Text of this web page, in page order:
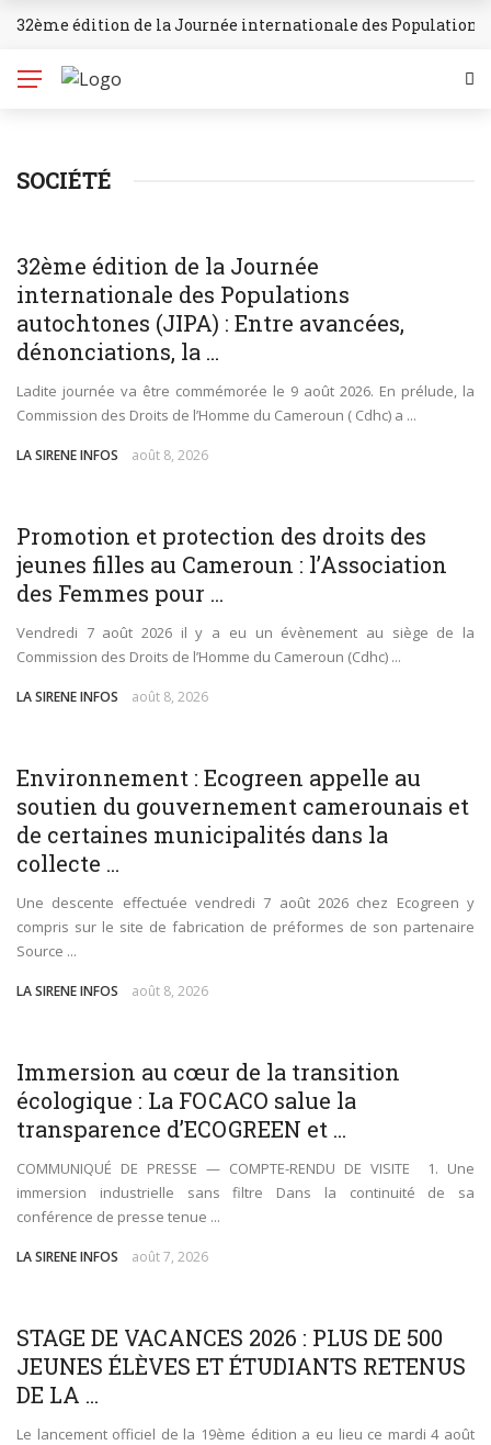
✕
POLITIQUE
ENVIRONNEMENT
CULTURE
SPORT
BREAKING NEWS
32ème édition de la Journée internationale des Populations
SOCIÉTÉ
32ème édition de la Journée
internationale des Populations
autochtones (JIPA) : Entre avancées,
dénonciations, la ...
Ladite journée va être commémorée le 9 août 2026. En prélude, la
Commission des Droits de l’Homme du Cameroun ( Cdhc) a ...
LA SIRENE INFOS août 8, 2026
Promotion et protection des droits des
jeunes filles au Cameroun : l’Association
des Femmes pour ...
Vendredi 7 août 2026 il y a eu un évènement au siège de la
Commission des Droits de l’Homme du Cameroun (Cdhc) ...
LA SIRENE INFOS août 8, 2026
Environnement : Ecogreen appelle au
soutien du gouvernement camerounais et
de certaines municipalités dans la
collecte ...
Une descente effectuée vendredi 7 août 2026 chez Ecogreen y
compris sur le site de fabrication de préformes de son partenaire
Source ...
LA SIRENE INFOS août 8, 2026
Immersion au cœur de la transition
écologique : La FOCACO salue la
transparence d’ECOGREEN et ...
COMMUNIQUÉ DE PRESSE — COMPTE-RENDU DE VISITE 1. Une
immersion industrielle sans filtre Dans la continuité de sa
conférence de presse tenue ...
LA SIRENE INFOS août 7, 2026
STAGE DE VACANCES 2026 : PLUS DE 500
JEUNES ÉLÈVES ET ÉTUDIANTS RETENUS
DE LA ...
Le lancement officiel de la 19ème édition a eu lieu ce mardi 4 août